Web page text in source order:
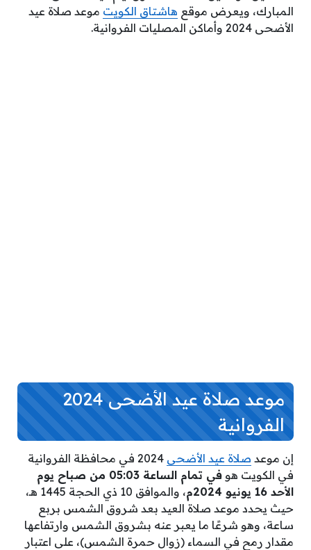
المبارك، ويعرض موقع هاشتاق الكويت موعد صلاة عيد
الأضحى 2024 وأماكن المصليات الفروانية.
موعد صلاة عيد الأضحى 2024
الفروانية
إن موعد صلاة عيد الأضحى
2024 في محافظة الفروانية
في الكويت هو
في تمام الساعة 05:03 من صباح يوم
الأحد 16 يونيو 2024م
، والموافق 10 ذي الحجة 1445 هـ،
حيث يحدد موعد صلاة العيد بعد شروق الشمس بربع
ساعة، وهو شرعًا ما يعبر عنه بشروق الشمس وارتفاعها
مقدار رمح في السماء (زوال حمرة الشمس)، على اعتبار